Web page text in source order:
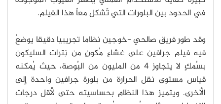
في الحدود بين البلورات التي تًشكل معاً هذا الفيلم.
وقد طور فريق صالحي -خوجين نظاما تجريبيا دقيقا يوضعُ
فيه فيلم جرافين على غشاءٍ مُكونٍ من نِترات السليكون
بسُمكٍ لا يتجاوز 4 من المليون من البُوصة، حيث يُمكنه
قياس مستوى نقل الحرارة من بلورة جرافين واحدة إلى
الأخرى. ويتميز هذا النظام بحساسيته حتى لأقل درجات